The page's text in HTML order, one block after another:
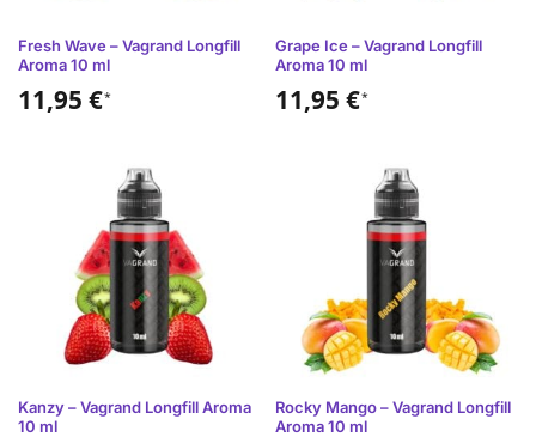
Fresh Wave – Vagrand Longfill
Aroma 10 ml
11,95 €*
Grape Ice – Vagrand Longfill
Aroma 10 ml
11,95 €*
Kanzy – Vagrand Longfill Aroma
10 ml
Rocky Mango – Vagrand Longfill
Aroma 10 ml